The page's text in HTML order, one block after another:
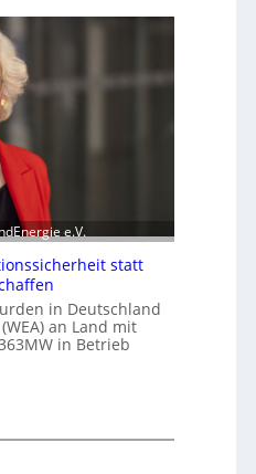
e.V.
statt
in Deutschland
an Land mit
in Betrieb